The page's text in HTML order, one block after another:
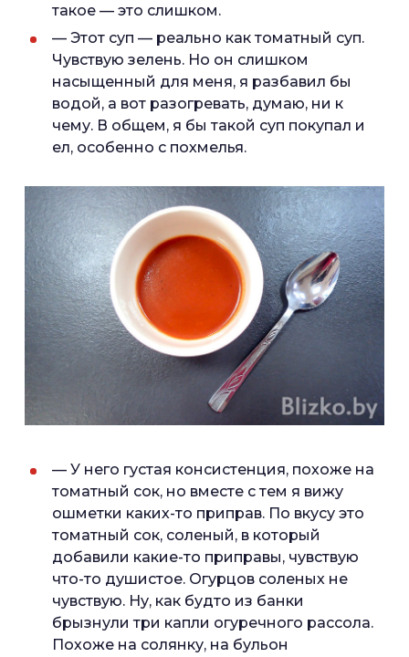
такое — это слишком.
— Этот суп — реально как томатный суп.
Чувствую зелень. Но он слишком
насыщенный для меня, я разбавил бы
водой, а вот разогревать, думаю, ни к
чему. В общем, я бы такой суп покупал и
ел, особенно с похмелья.
— У него густая консистенция, похоже на
томатный сок, но вместе с тем я вижу
ошметки каких-то приправ. По вкусу это
томатный сок, соленый, в который
добавили какие-то приправы, чувствую
что-то душистое. Огурцов соленых не
чувствую. Ну, как будто из банки
брызнули три капли огуречного рассола.
Похоже на солянку, на бульон